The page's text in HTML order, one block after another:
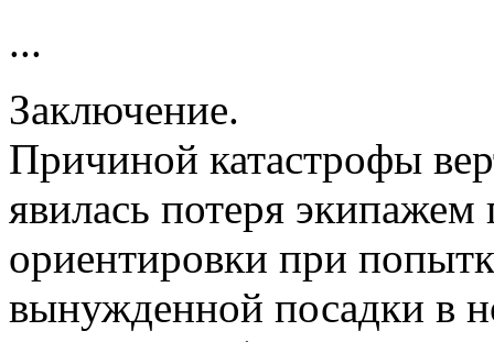
...
Заключение.
Причиной катастрофы
явилась потеря экипажем
ориентировки при
вынужденной посадки в